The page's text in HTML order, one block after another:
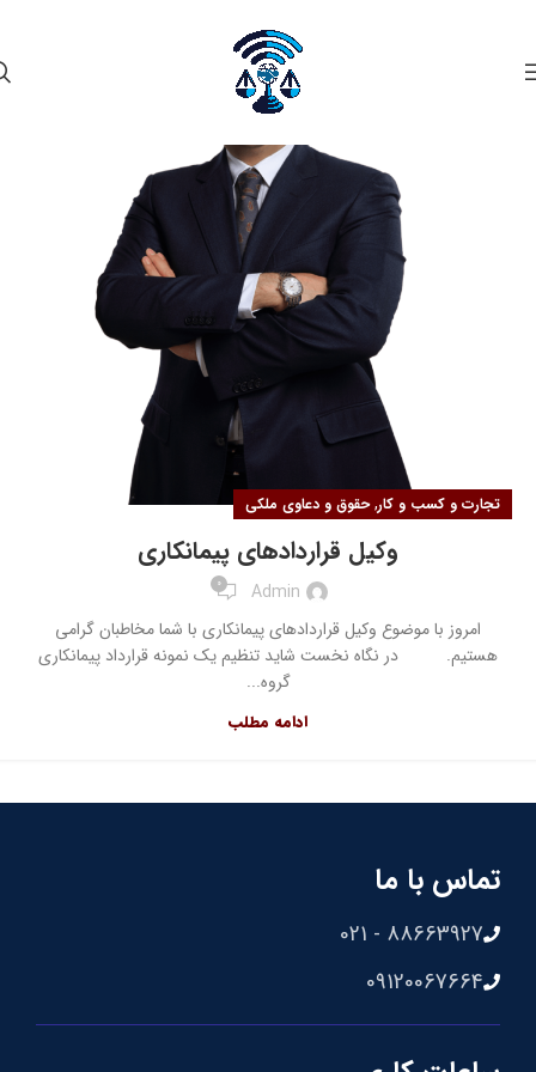
تجارت و کسب و کار,حقوق و دعاوی ملکی
وکیل قراردادهای پیمانکاری
Admin
0
امروز با موضوع وکیل قراردادهای پیمانکاری با شما مخاطبان گرامی
هستیم. در نگاه نخست شاید تنظیم یک نمونه قرارداد پیمانکاری
گروه...
ادامه مطلب
تماس با ما
88663927 - 021
09120067664